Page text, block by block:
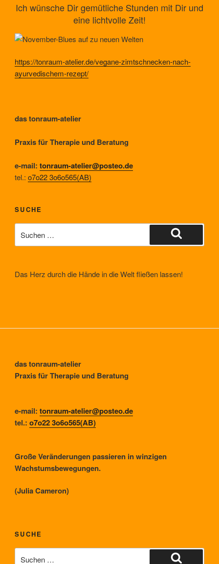
Ich wünsche Dir gemütliche Stunden mit Dir und
eine lichtvolle Zeit!
https://tonraum-atelier.de/vegane-zimtschnecken-nach-
ayurvedischem-rezept/
das tonraum-atelier
Praxis für Therapie und Beratung
e-mail: tonraum-atelier@posteo.de
tel.: o7o22 3o6o565(AB)
SUCHE
nach:
Suchen
Das Herz durch die Hände in die Welt fließen lassen!
das tonraum-atelier
Praxis für Therapie und Beratung
e-mail: tonraum-atelier@posteo.de
tel.: o7o22 3o6o565(AB)
Große Veränderungen passieren in winzigen
Wachstumsbewegungen.
(Julia Cameron)
SUCHE